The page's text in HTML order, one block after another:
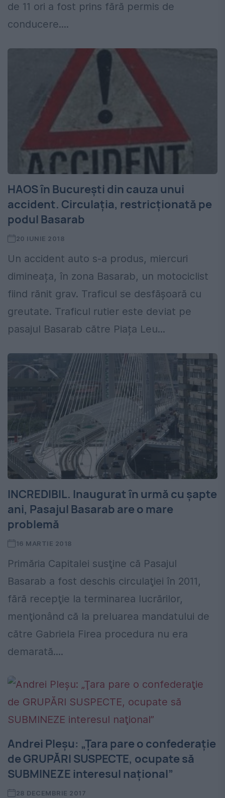
de 11 ori a fost prins fără permis de
conducere....
HAOS în București din cauza unui
accident. Circulația, restricționată pe
podul Basarab
20 IUNIE 2018
Un accident auto s-a produs, miercuri
dimineața, în zona Basarab, un motociclist
fiind rănit grav. Traficul se desfășoară cu
greutate. Traficul rutier este deviat pe
pasajul Basarab către Piața Leu...
INCREDIBIL. Inaugurat în urmă cu șapte
ani, Pasajul Basarab are o mare
problemă
16 MARTIE 2018
Primăria Capitalei susţine că Pasajul
Basarab a fost deschis circulaţiei în 2011,
fără recepţie la terminarea lucrărilor,
menţionând că la preluarea mandatului de
către Gabriela Firea procedura nu era
demarată....
Andrei Pleşu: „Ţara pare o confederaţie
de GRUPĂRI SUSPECTE, ocupate să
SUBMINEZE interesul naţional”
28 DECEMBRIE 2017